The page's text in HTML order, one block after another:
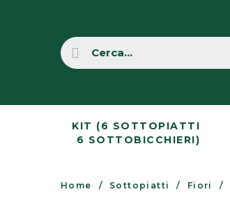
KIT (6 SOTTOPIATTI
6 SOTTOBICCHIERI)
Home Sottopiatti Fiori